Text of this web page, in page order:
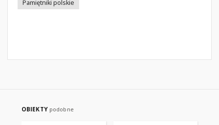
Pamiętniki polskie
OBIEKTY podobne